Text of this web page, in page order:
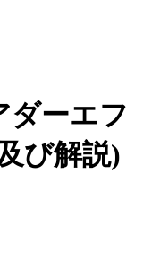
ダーエフ
び解説)